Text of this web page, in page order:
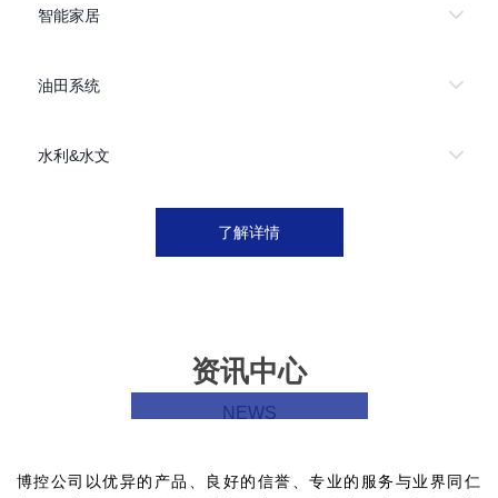
智能家居
油田系统
水利&水文
了解详情
博控公司以优异的产品、良好的信誉、专业的服务与业界同仁
资讯中心
NEWS